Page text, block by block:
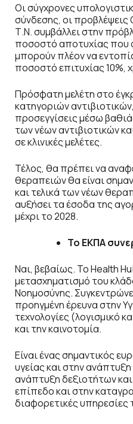
Οι σύγχρονες
σύνδεσης, οι προβλέψεις
Τ.Ν. συμβάλλει στην
ποσοστό αποτυχίας που
μπορούν πλέον να
ποσοστό επιτυχίας 10%,
Πρόσφατη μελέτη στο
κατηγοριών
προσεγγίσεις μέσω
των νέων αντιβιοτικών
σε κλινικές μελέτες.
Τέλος, θα πρέπει να
θεραπειών θα είναι
και τελικά των νέων
αυξήσει τα έσοδα της
μέχρι το 2028.
Το ΕΚΠΑ
Ναι, βεβαίως. Το Health
μετασχηματισμό του
Νοημοσύνης.
προηγμένη έρευνα στην
τεχνολογίες (λογισμικό
και την καινοτομία.
Είναι ένας σημαντικός
υγείας και στην
ανάπτυξη δεξιοτήτων
επίπεδο και στην
διαφορετικές υπηρεσίες